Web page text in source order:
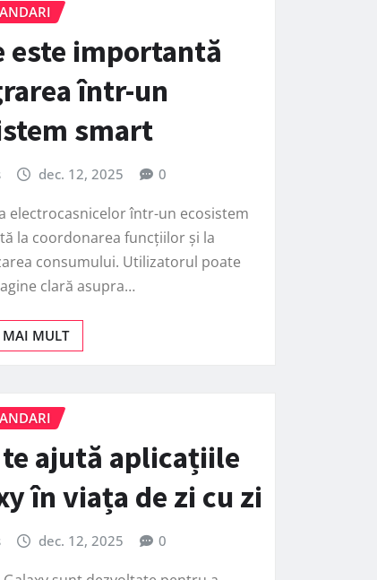
este importantă
într-un
smart
dec. 12, 2025 0
electrocasnicelor într-un ecosistem
la coordonarea funcțiilor și la
consumului. Utilizatorul poate
clară asupra…
MAI MULT
te ajută aplicațiile
în viața de zi cu zi
dec. 12, 2025 0